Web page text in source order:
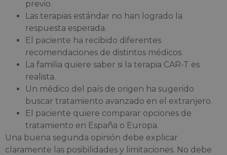
previo.
Las terapias estándar no han logrado la
respuesta esperada.
El paciente ha recibido diferentes
recomendaciones de distintos médicos.
La familia quiere saber si la terapia CAR-T es
realista.
Un médico del país de origen ha sugerido
buscar tratamiento avanzado en el extranjero.
El paciente quiere comparar opciones de
tratamiento en España o Europa.
Una buena segunda opinión debe explicar
claramente las posibilidades y limitaciones. No debe